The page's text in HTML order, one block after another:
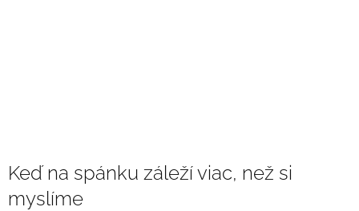
Keď na spánku záleží viac, než si
myslíme